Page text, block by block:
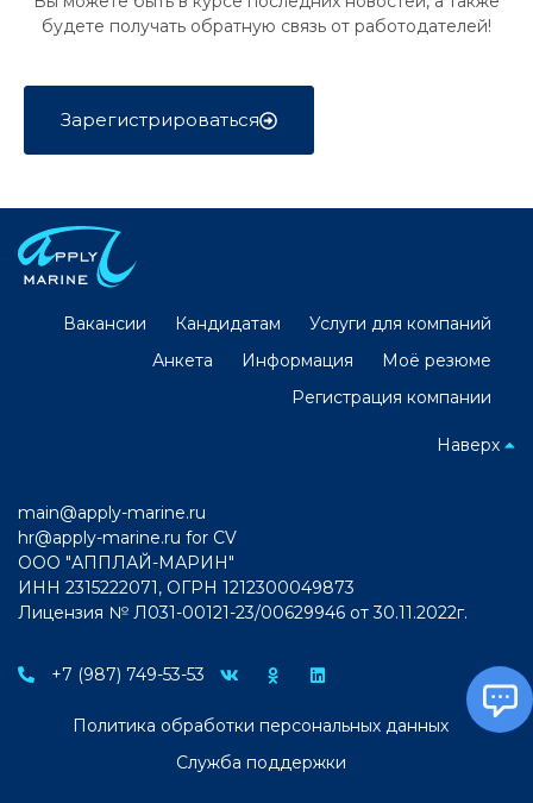
будете получать обратную связь от работодателей!
Зарегистрироваться
Вакансии Кандидатам
Услуги для компаний
Анкета
Информация
Моё резюме
Регистрация компании
Наверх
main@apply-marine.ru
hr@apply-marine.ru for CV
ООО "АППЛАЙ-МАРИН"
ИНН 2315222071, ОГРН 1212300049873
Лицензия № Л031-00121-23/00629946 от 30.11.2022г.
+7 (987) 749-53-53
Политика обработки персональных данных
Служба поддержки